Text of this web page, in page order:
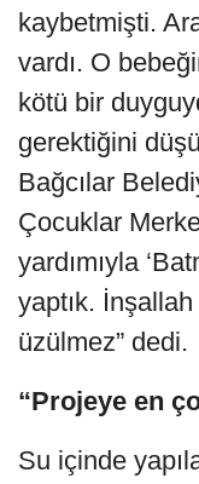
kaybetmişti.
vardı. O
kötü bir
gerektiğini
Bağcılar
Çocuklar
yardımıyla
yaptık.
üzülmez” dedi.
“Projeye en
Su içinde